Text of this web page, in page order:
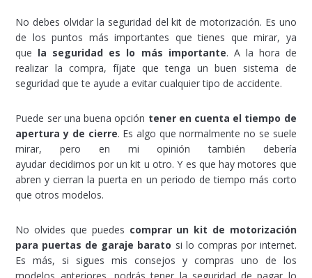
No debes olvidar la seguridad del kit de motorización. Es uno
de los puntos más importantes que tienes que mirar, ya
que la seguridad es lo más importante. A la hora de
realizar la compra, fíjate que tenga un buen sistema de
seguridad que te ayude a evitar cualquier tipo de accidente.
Puede ser una buena opción tener en cuenta el tiempo de
apertura y de cierre. Es algo que normalmente no se suele
mirar, pero en mi opinión también debería
ayudar decidirnos por un kit u otro. Y es que hay motores que
abren y cierran la puerta en un periodo de tiempo más corto
que otros modelos.
No olvides que puedes comprar un kit de motorización
para puertas de garaje barato si lo compras por internet.
Es más, si sigues mis consejos y compras uno de los